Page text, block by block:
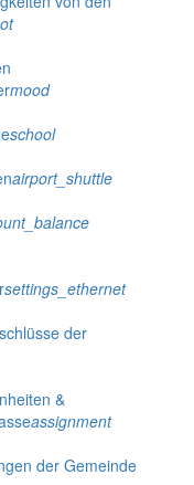
mood
school
airport_shuttle
settings_ethernet
der
&
assignment
der Gemeinde